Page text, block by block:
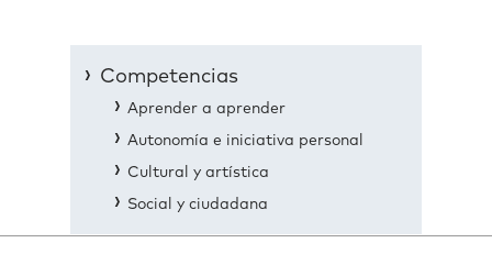
Competencias
Aprender a aprender
Autonomía e iniciativa personal
Cultural y artística
Social y ciudadana